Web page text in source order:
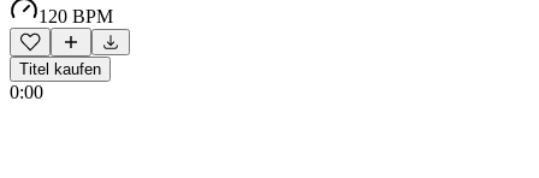
120 BPM
Titel kaufen
0:00